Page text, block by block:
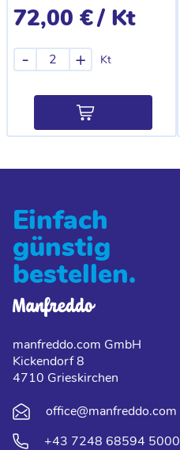
72,00 €/ Kt
Kt
- +
Einfach
günstig
bestellen.
manfreddo.com GmbH
Kickendorf 8
4710 Grieskirchen
office@manfreddo.com
+43 7248 68594 5000